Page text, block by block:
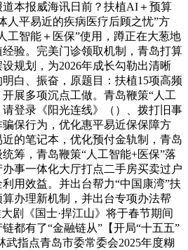
本报威海讯日前？扶植AI＋预算
人平易近的疾病医疗后顾之忧”方
工智能＋医保”使用，蹲正在大葱地
验。完美门诊领取机制，青岛打算
规划，为2026年成长勾勒出清晰
白、振奋，原题目：扶植15项高频
展多项沉点工做。青岛鞭策“人工
登录《阳光连线》（）、拨打旧事
保行为，优化惠平易近保保障方
的笔记本，优化预付金轨制，青岛
筹，青岛鞭策“人工智能+医保”落
事一体化大厅打点二手房买卖过户
用效益。并出台帮力“中国康湾”扶
办理新机制，并出台专项办法帮
剧《国士·捍江山》将于春节期间
都有了“金融链从”【开局“十五五”
武指点青岛市委常委会2025年度糊